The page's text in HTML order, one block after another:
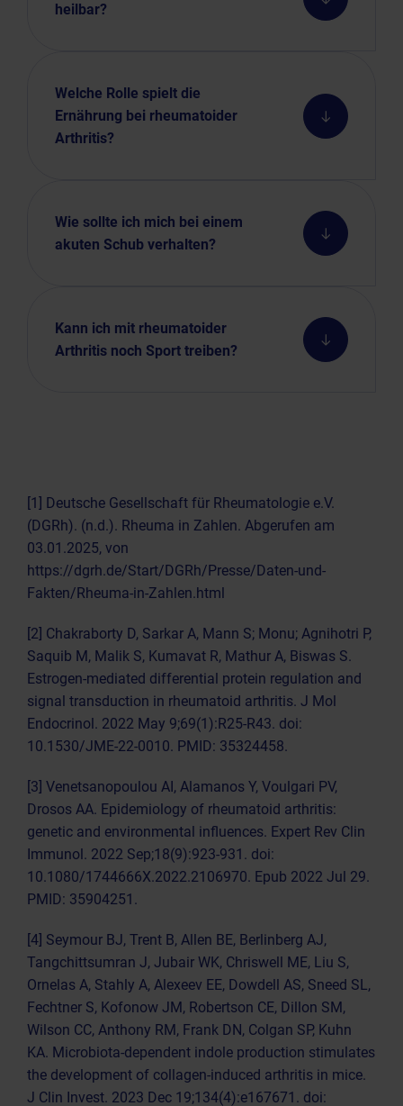
heilbar?
Welche Rolle spielt die
Ernährung bei rheumatoider
Arthritis?
Wie sollte ich mich bei einem
akuten Schub verhalten?
Kann ich mit rheumatoider
Arthritis noch Sport treiben?
[1] Deutsche Gesellschaft für Rheumatologie e.V.
(DGRh). (n.d.). Rheuma in Zahlen. Abgerufen am
03.01.2025, von
https://dgrh.de/Start/DGRh/Presse/Daten-und-
Fakten/Rheuma-in-Zahlen.html
[2] Chakraborty D, Sarkar A, Mann S; Monu; Agnihotri P,
Saquib M, Malik S, Kumavat R, Mathur A, Biswas S.
Estrogen-mediated differential protein regulation and
signal transduction in rheumatoid arthritis. J Mol
Endocrinol. 2022 May 9;69(1):R25-R43. doi:
10.1530/JME-22-0010. PMID: 35324458.
[3] Venetsanopoulou AI, Alamanos Y, Voulgari PV,
Drosos AA. Epidemiology of rheumatoid arthritis:
genetic and environmental influences. Expert Rev Clin
Immunol. 2022 Sep;18(9):923-931. doi:
10.1080/1744666X.2022.2106970. Epub 2022 Jul 29.
PMID: 35904251.
[4] Seymour BJ, Trent B, Allen BE, Berlinberg AJ,
Tangchittsumran J, Jubair WK, Chriswell ME, Liu S,
Ornelas A, Stahly A, Alexeev EE, Dowdell AS, Sneed SL,
Fechtner S, Kofonow JM, Robertson CE, Dillon SM,
Wilson CC, Anthony RM, Frank DN, Colgan SP, Kuhn
KA. Microbiota-dependent indole production stimulates
the development of collagen-induced arthritis in mice.
J Clin Invest. 2023 Dec 19;134(4):e167671. doi: